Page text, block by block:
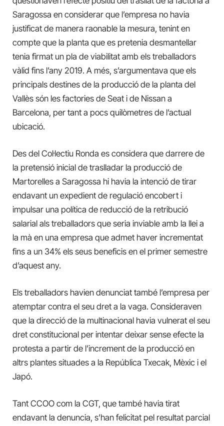
Saragossa en considerar que l’empresa no havia
justificat de manera raonable la mesura, tenint en
compte que la planta que es pretenia desmantellar
tenia firmat un pla de viabilitat amb els treballadors
vàlid fins l’any 2019. A més, s’argumentava que els
principals destines de la producció de la planta del
Vallès són les factories de Seat i de Nissan a
Barcelona, per tant a pocs quilòmetres de l’actual
ubicació.
Des del Col·lectiu Ronda es considera que darrere de
la pretensió inicial de traslladar la producció de
Martorelles a Saragossa hi havia la intenció de tirar
endavant un expedient de regulació encobert i
impulsar una política de reducció de la retribució
salarial als treballadors que seria inviable amb la llei a
la mà en una empresa que admet haver incrementat
fins a un 34% els seus beneficis en el primer semestre
d’aquest any.
Els treballadors havien denunciat també l’empresa per
atemptar contra el seu dret a la vaga. Consideraven
que la direcció de la multinacional havia vulnerat el seu
dret constitucional per intentar deixar sense efecte la
protesta a partir de l’increment de la producció en
altrs plantes situades a la República Txecak, Mèxic i el
Japó.
Tant CCOO com la CGT, que també havia tirat
endavant la denuncia, s’han felicitat pel resultat parcial